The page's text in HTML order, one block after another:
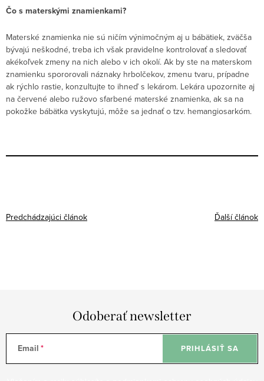
Čo s materskými znamienkami?
Materské znamienka nie sú ničím výnimočným aj u bábätiek, zväčša
bývajú neškodné, treba ich však pravidelne kontrolovať a sledovať
akékoľvek zmeny na nich alebo v ich okolí. Ak by ste na materskom
znamienku spororovali náznaky hrbolčekov, zmenu tvaru, prípadne
ak rýchlo rastie, konzultujte to ihneď s lekárom. Lekára upozornite aj
na červené alebo ružovo sfarbené materské znamienka, ak sa na
pokožke bábätka vyskytujú, môže sa jednať o tzv. hemangiosarkóm.
Predchádzajúci článok Ďalší článok
Odoberať newsletter
Email PRIHLÁSIŤ SA